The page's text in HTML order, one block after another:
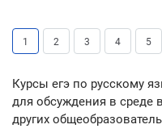
1 2 3 4 5
Курсы егэ по русскому
для обсуждения в
других